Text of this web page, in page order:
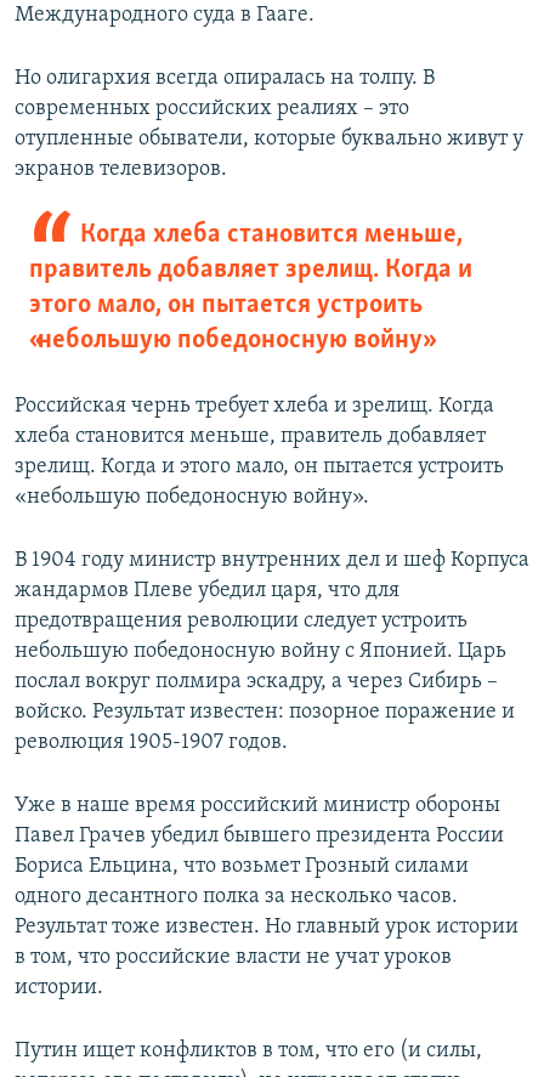
Международного суда в Гааге.
Но олигархия всегда опиралась на толпу. В
современных российских реалиях – это
отупленные обыватели, которые буквально живут у
экранов телевизоров.
Когда хлеба становится меньше,
правитель добавляет зрелищ. Когда и
этого мало, он пытается устроить
«небольшую победоносную войну»
Российская чернь требует хлеба и зрелищ. Когда
хлеба становится меньше, правитель добавляет
зрелищ. Когда и этого мало, он пытается устроить
«небольшую победоносную войну».
В 1904 году министр внутренних дел и шеф Корпуса
жандармов Плеве убедил царя, что для
предотвращения революции следует устроить
небольшую победоносную войну с Японией. Царь
послал вокруг полмира эскадру, а через Сибирь –
войско. Результат известен: позорное поражение и
революция 1905-1907 годов.
Уже в наше время российский министр обороны
Павел Грачев убедил бывшего президента России
Бориса Ельцина, что возьмет Грозный силами
одного десантного полка за несколько часов.
Результат тоже известен. Но главный урок истории
в том, что российские власти не учат уроков
истории.
Путин ищет конфликтов в том, что его (и силы,